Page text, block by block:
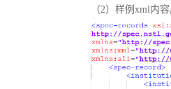
（2）样例xml内